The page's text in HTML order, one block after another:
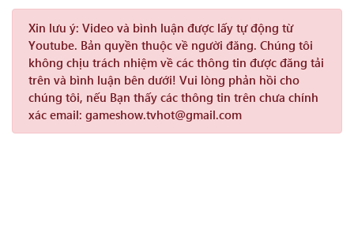
Xin lưu ý: Video và bình luận được lấy tự động từ
Youtube. Bản quyền thuộc về người đăng. Chúng tôi
không chịu trách nhiệm về các thông tin được đăng tải
trên và bình luận bên dưới! Vui lòng phản hồi cho
chúng tôi, nếu Bạn thấy các thông tin trên chưa chính
xác email: gameshow.tvhot@gmail.com